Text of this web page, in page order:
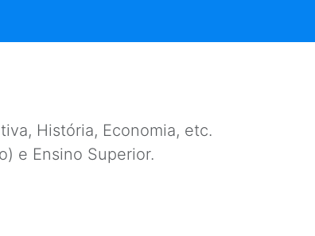
História, Economia, etc.
e Ensino Superior.